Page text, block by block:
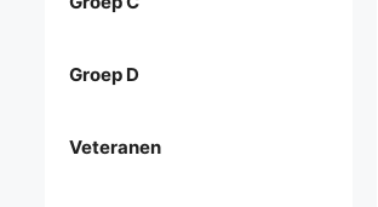
Groep D
Veteranen